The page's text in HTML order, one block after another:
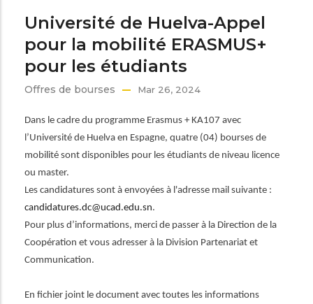
Université de Huelva-Appel
pour la mobilité ERASMUS+
pour les étudiants
Offres de bourses Mar 26, 2024
Dans le cadre du programme Erasmus + KA107 avec
l’Université de Huelva en Espagne, quatre (04) bourses de
mobilité sont disponibles pour les étudiants de niveau licence
ou master.
Les candidatures sont à envoyées à l'adresse mail suivante :
candidatures.dc@ucad.edu.sn.
Pour plus d’informations, merci de passer à la Direction de la
Coopération et vous adresser à la Division Partenariat et
Communication.
En fichier joint le document avec toutes les informations